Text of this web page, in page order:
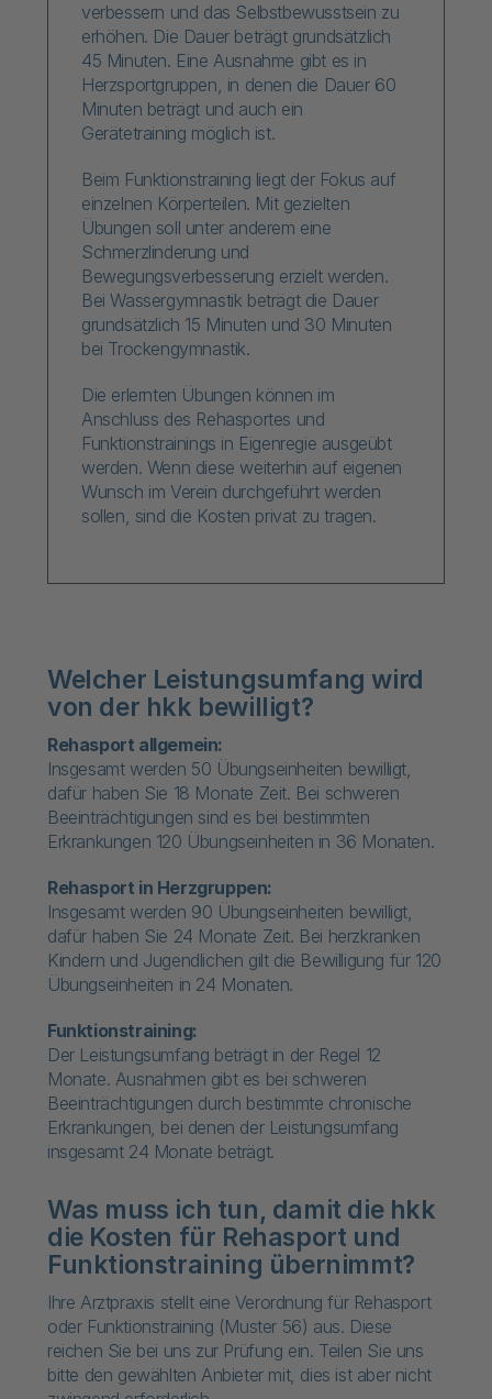
verbessern und das Selbstbewusstsein zu
erhöhen. Die Dauer beträgt grundsätzlich
45 Minuten. Eine Ausnahme gibt es in
Herzsportgruppen, in denen die Dauer 60
Minuten beträgt und auch ein
Gerätetraining möglich ist.
Beim Funktionstraining liegt der Fokus auf
einzelnen Körperteilen. Mit gezielten
Übungen soll unter anderem eine
Schmerzlinderung und
Bewegungsverbesserung erzielt werden.
Bei Wassergymnastik beträgt die Dauer
grundsätzlich 15 Minuten und 30 Minuten
bei Trockengymnastik.
Die erlernten Übungen können im
Anschluss des Rehasportes und
Funktionstrainings in Eigenregie ausgeübt
werden. Wenn diese weiterhin auf eigenen
Wunsch im Verein durchgeführt werden
sollen, sind die Kosten privat zu tragen.
Welcher Leistungsumfang wird
von der hkk bewilligt?
Rehasport allgemein:
Insgesamt werden 50 Übungseinheiten bewilligt,
dafür haben Sie 18 Monate Zeit. Bei schweren
Beeinträchtigungen sind es bei bestimmten
Erkrankungen 120 Übungseinheiten in 36 Monaten.
Rehasport in Herzgruppen:
Insgesamt werden 90 Übungseinheiten bewilligt,
dafür haben Sie 24 Monate Zeit. Bei herzkranken
Kindern und Jugendlichen gilt die Bewilligung für 120
Übungseinheiten in 24 Monaten.
Funktionstraining:
Der Leistungsumfang beträgt in der Regel 12
Monate. Ausnahmen gibt es bei schweren
Beeinträchtigungen durch bestimmte chronische
Erkrankungen, bei denen der Leistungsumfang
insgesamt 24 Monate beträgt.
Was muss ich tun, damit die hkk
die Kosten für Rehasport und
Funktionstraining übernimmt?
Ihre Arztpraxis stellt eine Verordnung für Rehasport
oder Funktionstraining (Muster 56) aus. Diese
reichen Sie bei uns zur Prüfung ein. Teilen Sie uns
bitte den gewählten Anbieter mit, dies ist aber nicht